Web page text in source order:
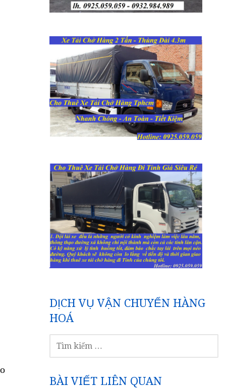
DỊCH VỤ VẬN CHUYỂN HÀNG
HOÁ
KIẾM
BÀI VIẾT LIÊN QUAN